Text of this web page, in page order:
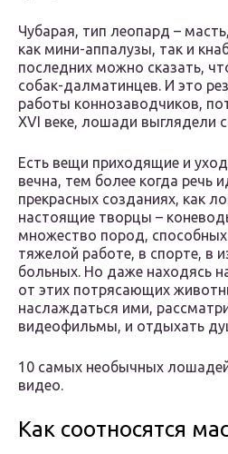
Чубарая, тип леопард –
как мини-аппалузы, так и
последних можно сказать,
собак-далматинцев. И это
работы коннозаводчиков,
XVI веке, лошади выглядели
Есть вещи приходящие и
вечна, тем более когда речь
прекрасных созданиях, как
настоящие творцы –
множество пород,
тяжелой работе, в спорте, в
больных. Но даже находясь
от этих потрясающих
наслаждаться ими,
видеофильмы, и отдыхать
10 самых необычных
видео.
Как соотносятся